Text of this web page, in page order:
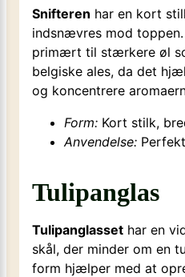
Snifteren har en kort
indsnævres mod
primært til stærkere øl
belgiske ales, da det
og koncentrere
Form: Kort stilk,
Anvendelse:
Tulipanglas
Tulipanglasset har en
skål, der minder om en
form hjælper med at